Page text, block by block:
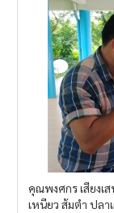
คุณพงศกร เสียงเส
เหนียว ส้มตำ ปลา